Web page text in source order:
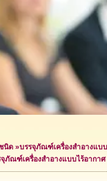
นิด »บรรจุภัณฑ์เครื่องสำอางแบ
ภัณฑ์เครื่องสำอางแบบไร้อากาศ